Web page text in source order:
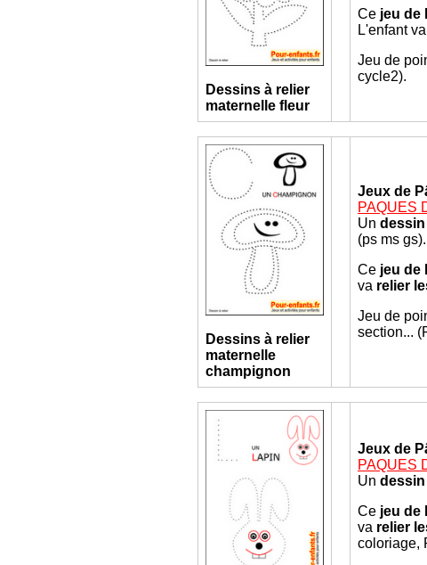
Dessins à relier
maternelle fleur
Ce jeu de
L'enfant va
Jeu de
cycle2).
Dessins à relier
maternelle
champignon
Jeux de
PAQUES
Un
(ps ms gs).
Ce jeu de
va relier
Jeu de
section...
Jeux de
PAQUES
Un dessin
Ce jeu de
va relier
coloriage,